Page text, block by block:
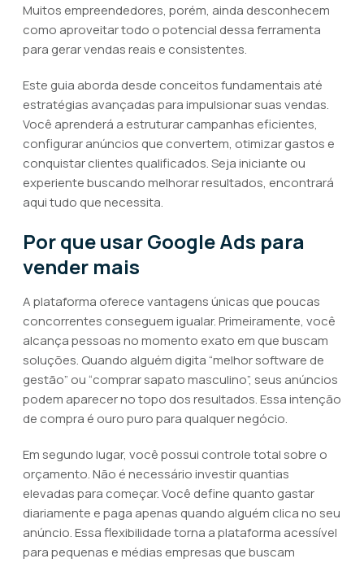
Muitos empreendedores, porém, ainda desconhecem
como aproveitar todo o potencial dessa ferramenta
para gerar vendas reais e consistentes.
Este guia aborda desde conceitos fundamentais até
estratégias avançadas para impulsionar suas vendas.
Você aprenderá a estruturar campanhas eficientes,
configurar anúncios que convertem, otimizar gastos e
conquistar clientes qualificados. Seja iniciante ou
experiente buscando melhorar resultados, encontrará
aqui tudo que necessita.
Por que usar Google Ads para
vender mais
A plataforma oferece vantagens únicas que poucas
concorrentes conseguem igualar. Primeiramente, você
alcança pessoas no momento exato em que buscam
soluções. Quando alguém digita “melhor software de
gestão” ou “comprar sapato masculino”, seus anúncios
podem aparecer no topo dos resultados. Essa intenção
de compra é ouro puro para qualquer negócio.
Em segundo lugar, você possui controle total sobre o
orçamento. Não é necessário investir quantias
elevadas para começar. Você define quanto gastar
diariamente e paga apenas quando alguém clica no seu
anúncio. Essa flexibilidade torna a plataforma acessível
para pequenas e médias empresas que buscam